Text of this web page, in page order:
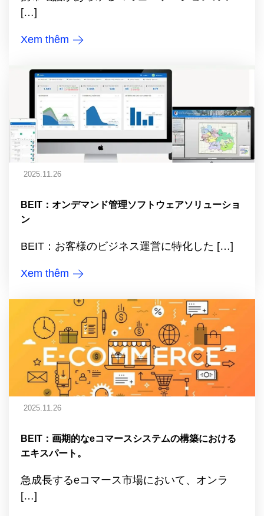
[…]
Xem thêm
2025.11.26
BEIT：オンデマンド管理ソフトウェアソリューショ
ン
BEIT：お客様のビジネス運営に特化した […]
Xem thêm
2025.11.26
BEIT：画期的なeコマースシステムの構築における
エキスパート。
急成長するeコマース市場において、オンラ
[…]